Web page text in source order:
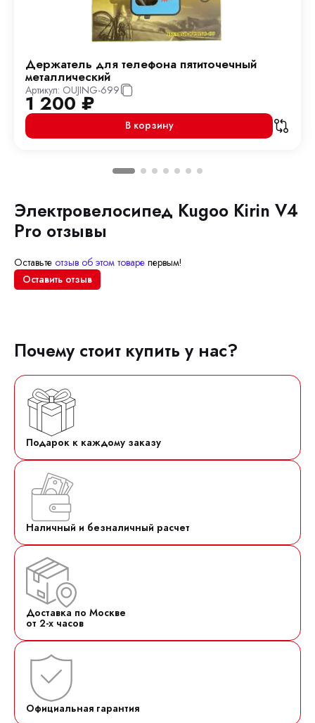
Держатель для телефона пятиточечный
металлический
Артикул: OUJING-699
1 200₽
В корзину
Электровелосипед Kugoo Kirin V4
Pro отзывы
Оставьте отзыв об этом товаре первым!
Оставить отзыв
Почему стоит купить у нас?
Подарок к каждому заказу
Наличный и безналичный расчет
Доставка по Москве
от 2-х часов
Официальная гарантия